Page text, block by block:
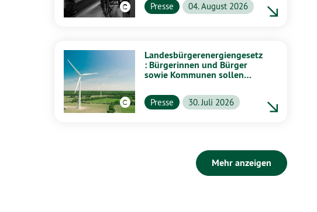
Presse 04. August 2026
Landesbürgerenergiengesetz
: Bürgerinnen und Bürger
sowie Kommunen sollen
profitieren
Presse 30. Juli 2026
Mehr anzeigen